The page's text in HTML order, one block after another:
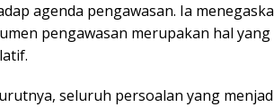
agenda pengawasan. Ia
pengawasan merupakan hal
seluruh persoalan yang